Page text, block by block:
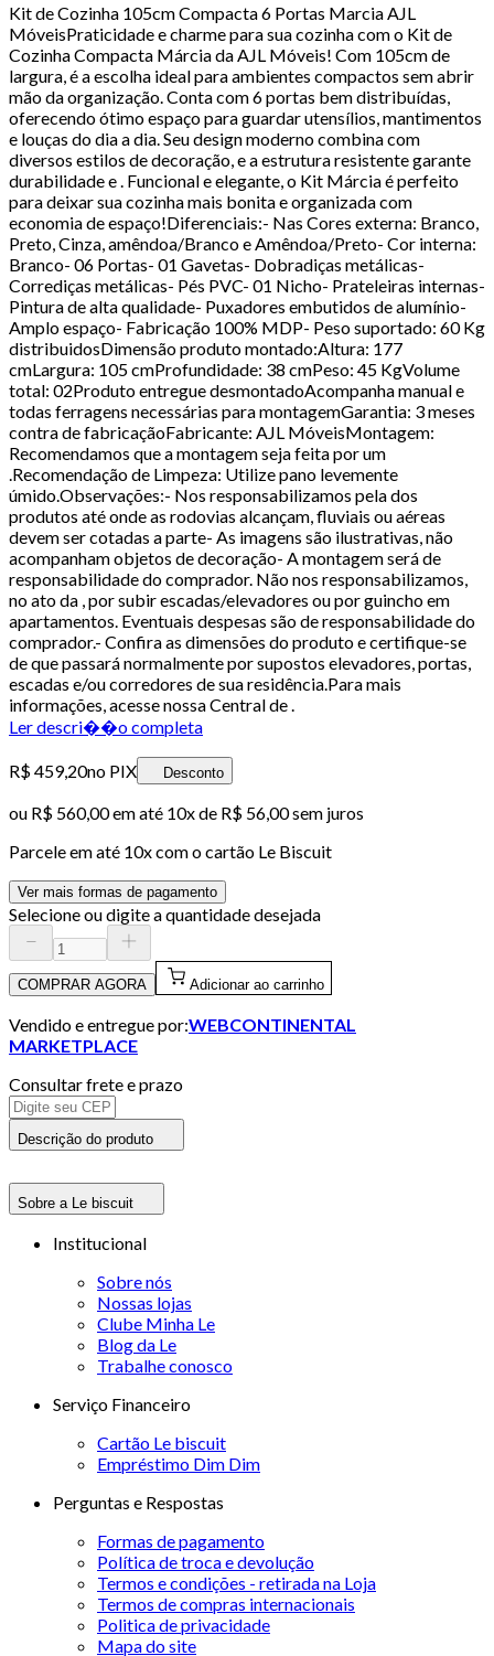
Kit de Cozinha 105cm Compacta 6 Portas Marcia AJL
MóveisPraticidade e charme para sua cozinha com o Kit de
Cozinha Compacta Márcia da AJL Móveis! Com 105cm de
largura, é a escolha ideal para ambientes compactos sem abrir
mão da organização. Conta com 6 portas bem distribuídas,
oferecendo ótimo espaço para guardar utensílios, mantimentos
e louças do dia a dia. Seu design moderno combina com
diversos estilos de decoração, e a estrutura resistente garante
durabilidade e . Funcional e elegante, o Kit Márcia é perfeito
para deixar sua cozinha mais bonita e organizada com
economia de espaço!Diferenciais:- Nas Cores externa: Branco,
Preto, Cinza, amêndoa/Branco e Amêndoa/Preto- Cor interna:
Branco- 06 Portas- 01 Gavetas- Dobradiças metálicas-
Corrediças metálicas- Pés PVC- 01 Nicho- Prateleiras internas-
Pintura de alta qualidade- Puxadores embutidos de alumínio-
Amplo espaço- Fabricação 100% MDP- Peso suportado: 60 Kg
distribuidosDimensão produto montado:Altura: 177
cmLargura: 105 cmProfundidade: 38 cmPeso: 45 KgVolume
total: 02Produto entregue desmontadoAcompanha manual e
todas ferragens necessárias para montagemGarantia: 3 meses
contra de fabricaçãoFabricante: AJL MóveisMontagem:
Recomendamos que a montagem seja feita por um
.Recomendação de Limpeza: Utilize pano levemente
úmido.Observações:- Nos responsabilizamos pela dos
produtos até onde as rodovias alcançam, fluviais ou aéreas
devem ser cotadas a parte- As imagens são ilustrativas, não
acompanham objetos de decoração- A montagem será de
responsabilidade do comprador. Não nos responsabilizamos,
no ato da , por subir escadas/elevadores ou por guincho em
apartamentos. Eventuais despesas são de responsabilidade do
comprador.- Confira as dimensões do produto e certifique-se
de que passará normalmente por supostos elevadores, portas,
escadas e/ou corredores de sua residência.Para mais
informações, acesse nossa Central de .
Ler descri��o completa
R$ 459,20no PIX Desconto
ou R$ 560,00em até 10x de R$ 56,00 sem juros
Parcele em até 10x com o cartão Le Biscuit
Ver mais formas de pagamento
Selecione ou digite a quantidade desejada
COMPRAR AGORA Adicionar ao carrinho
Vendido e entregue por:WEBCONTINENTAL
MARKETPLACE
Consultar frete e prazo
Descrição do produto
Sobre a Le biscuit
Institucional
Sobre nós
Nossas lojas
Clube Minha Le
Blog da Le
Trabalhe conosco
Serviço Financeiro
Cartão Le biscuit
Empréstimo Dim Dim
Perguntas e Respostas
Formas de pagamento
Política de troca e devolução
Termos e condições - retirada na Loja
Termos de compras internacionais
Politica de privacidade
Mapa do site